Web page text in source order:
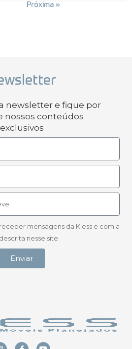
Próxima »
newsletter e fique por
nossos conteúdos
exclusivos
mensagens da Kless e com a
nesse site.
Enviar